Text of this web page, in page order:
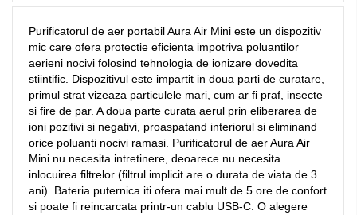
Purificatorul de aer portabil Aura Air Mini este un dispozitiv
mic care ofera protectie eficienta impotriva poluantilor
aerieni nocivi folosind tehnologia de ionizare dovedita
stiintific. Dispozitivul este impartit in doua parti de curatare,
primul strat vizeaza particulele mari, cum ar fi praf, insecte
si fire de par. A doua parte curata aerul prin eliberarea de
ioni pozitivi si negativi, proaspatand interiorul si eliminand
orice poluanti nocivi ramasi. Purificatorul de aer Aura Air
Mini nu necesita intretinere, deoarece nu necesita
inlocuirea filtrelor (filtrul implicit are o durata de viata de 3
ani). Bateria puternica iti ofera mai mult de 5 ore de confort
si poate fi reincarcata printr-un cablu USB-C. O alegere